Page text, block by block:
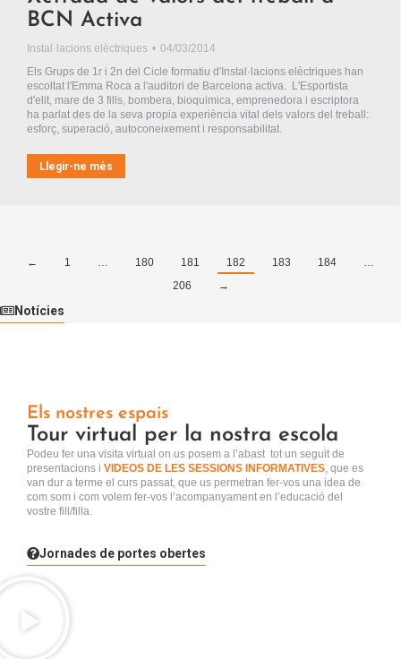
BCN Activa
Instal·lacions elèctriques
04/03/2014
Els Grups de 1r i 2n del Cicle formatiu d'Instal·lacions elèctriques han
escoltat l'Emma Roca a l'auditori de Barcelona activa. L'Esportista
d'elit, mare de 3 fills, bombera, bioquimica, emprenedora i escriptora
ha parlat des de la seva propia experiència vital dels valors del treball:
esforç, superació, autoconeixement i responsabilitat.
Llegir-ne més
← 1 180 181 182 183 184
206
→
Notícies
Els nostres espais
Tour virtual per la nostra escola
Podeu fer una visita virtual on us posem a l’abast tot un seguit de
presentacions i VIDEOS DE LES SESSIONS INFORMATIVES , que es
van dur a terme el curs passat, que us permetran fer-vos una idea de
com som i com volem fer-vos l’acompanyament en l’educació del
vostre fill/filla.
Jornades de portes obertes